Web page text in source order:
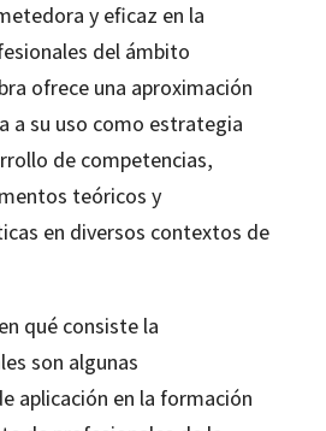
y eficaz en la
del ámbito
ofrece una aproximación
a su uso como estrategia
de competencias,
teóricos y
en diversos contextos de
qué consiste la
son algunas
aplicación en la formación